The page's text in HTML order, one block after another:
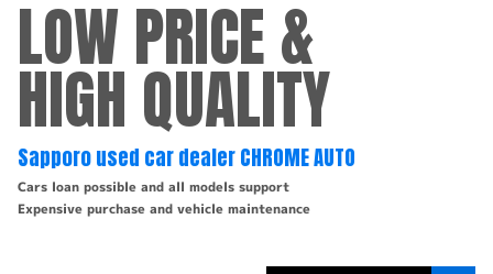
LOW PRICE &
HIGH QUALITY
Sapporo used car dealer CHROME AUTO
Cars loan possible and all models support
Expensive purchase and vehicle maintenance